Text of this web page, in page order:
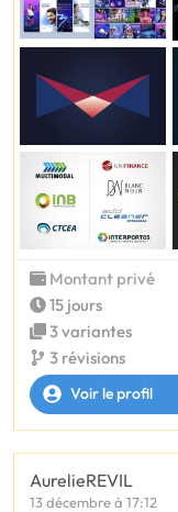
Montant privé
15 jours
3 variantes
3 révisions
Voir le profil
AurelieREVIL
13 décembre à 17:12